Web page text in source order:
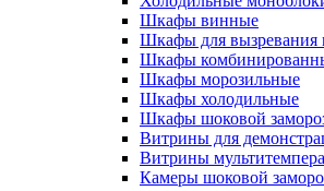
Шкафы винные
Шкафы для вызревания
Шкафы
Шкафы морозильные
Шкафы холодильные
Шкафы шоковой
Витрины для
Витрины
Камеры шоковой